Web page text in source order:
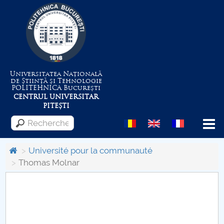
Universitatea Națională
de Știință și Tehnologie
POLITEHNICABucurești
CENTRUL UNIVERSITAR
PITEȘTI
Menu
Despre Universitate
Université pour la communauté
Thomas Molnar